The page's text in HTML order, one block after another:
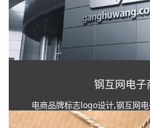
钢互网电子
电商品牌标志logo设计,钢互网